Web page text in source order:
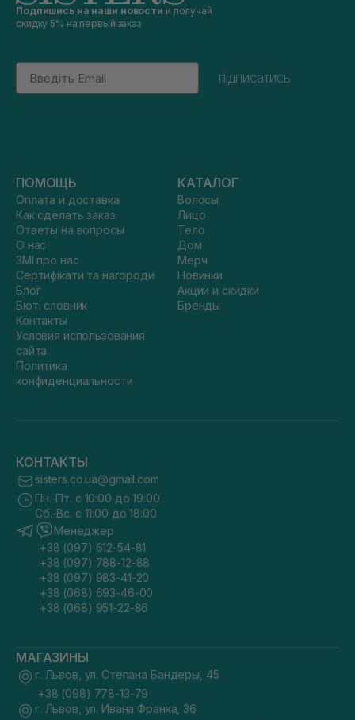
Подпишись на наши новости и получай
скидку 5% на первый заказ
Email
підписатись
ПОМОЩЬ
Оплата и доставка
Как сделать заказ
Ответы на вопросы
О нас
ЗМІ про нас
Сертифікати та нагороди
Блог
Бюті словник
Контакты
Условия использования
сайта
Политика
конфиденциальности
КАТАЛОГ
Волосы
Лицо
Тело
Дом
Мерч
Новинки
Акции и скидки
Бренды
КОНТАКТЫ
sisters.co.ua@gmail.com
Пн.-Пт. с 10:00 до 19:00
Сб.-Вс. с 11:00 до 18:00
Менеджер
+38 (097) 612-54-81
+38 (097) 788-12-88
+38 (097) 983-41-20
+38 (068) 693-46-00
+38 (068) 951-22-86
МАГАЗИНЫ
г. Львов, ул. Степана Бандеры, 45
+38 (098) 778-13-79
г. Львов, ул. Ивана Франка, 36